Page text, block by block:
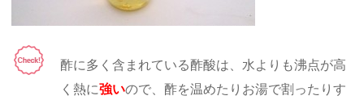
酢に多く含まれている酢酸は、水よりも沸点が高
く熱に強いので、酢を温めたりお湯で割ったりす